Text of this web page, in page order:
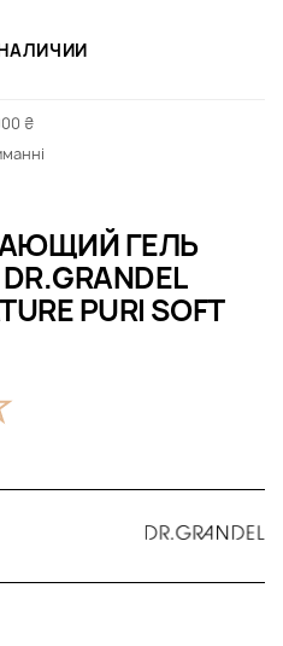
ГЕЛЬ
PURI SOFT
₴